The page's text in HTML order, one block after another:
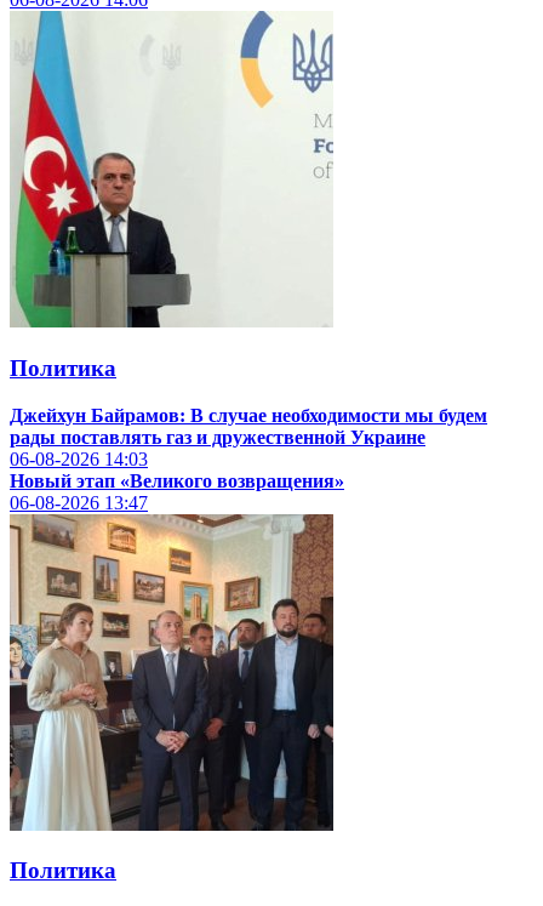
Политика
Джейхун Байрамов: В случае необходимости мы будем
рады поставлять газ и дружественной Украине
06-08-2026 14:03
Новый этап «Великого возвращения»
06-08-2026 13:47
Политика